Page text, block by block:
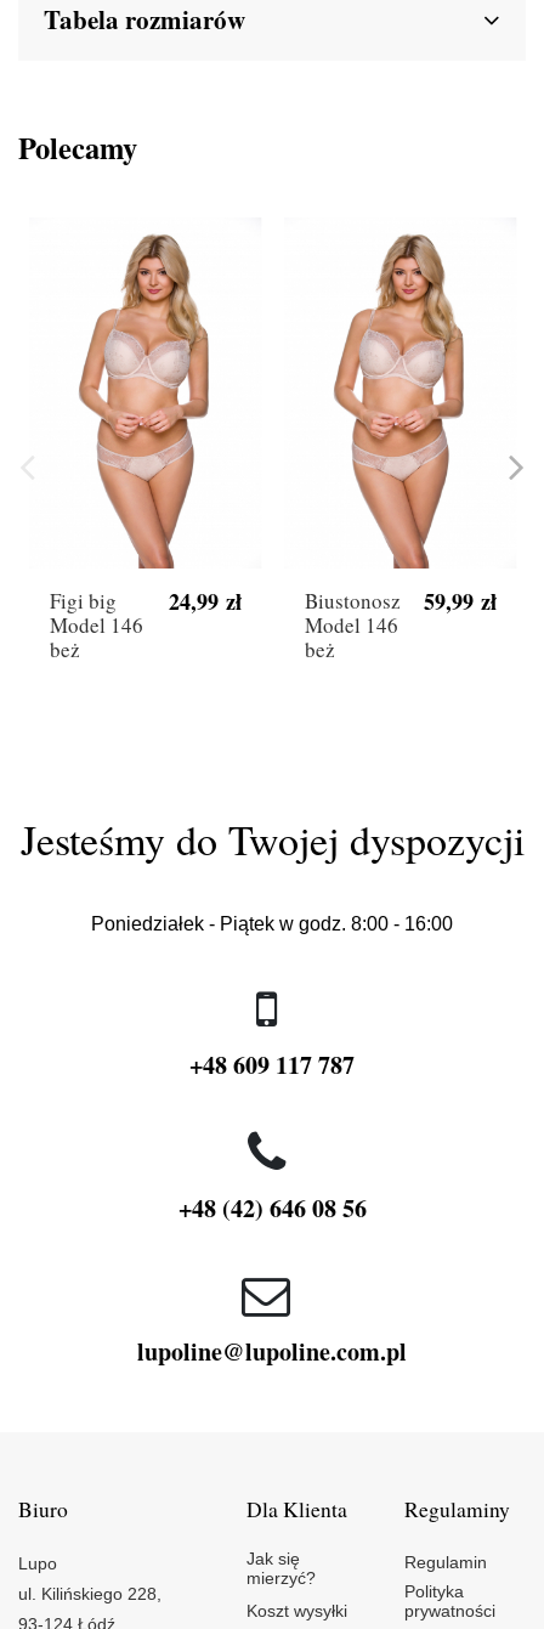
Tabela rozmiarów
Polecamy
Figi big
Model 146
beż
24,99 zł
Biustonosz
Model 146
beż
59,99 zł
Jesteśmy do Twojej dyspozycji
Poniedziałek - Piątek w godz. 8:00 - 16:00
+48 609 117 787
+48 (42) 646 08 56
lupoline@lupoline.com.pl
Biuro
Lupo
ul. Kilińskiego 228,
93-124 Łódź
Dla Klienta
Jak się
mierzyć?
Koszt wysyłki
Regulaminy
Regulamin
Polityka
prywatności